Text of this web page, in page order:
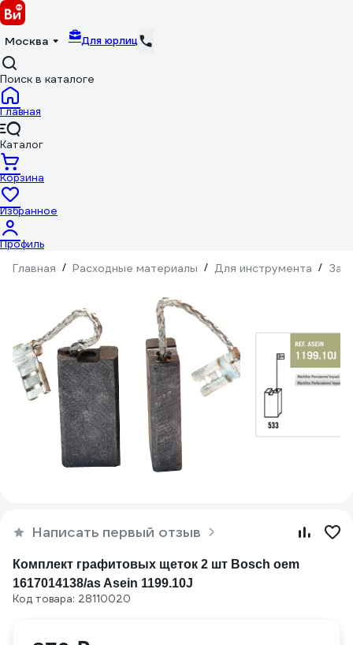
Москва Для юрлиц
Поиск в каталоге
Главная
Каталог
Корзина
Избранное
Профиль
Главная / Расходные материалы / Для инструмента /
Написать первый отзыв
Комплект графитовых щеток 2 шт Bosch oem
1617014138/as Asein 1199.10J
Код товара: 28110020